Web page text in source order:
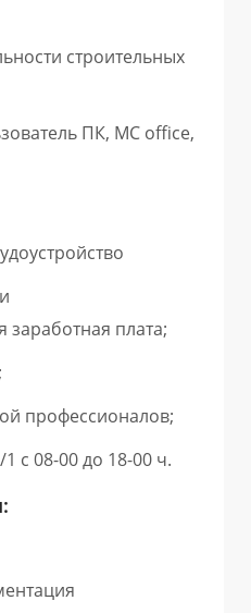
строительных
ПК, MC office,
заработная плата;
профессионалов;
с 08-00 до 18-00 ч.